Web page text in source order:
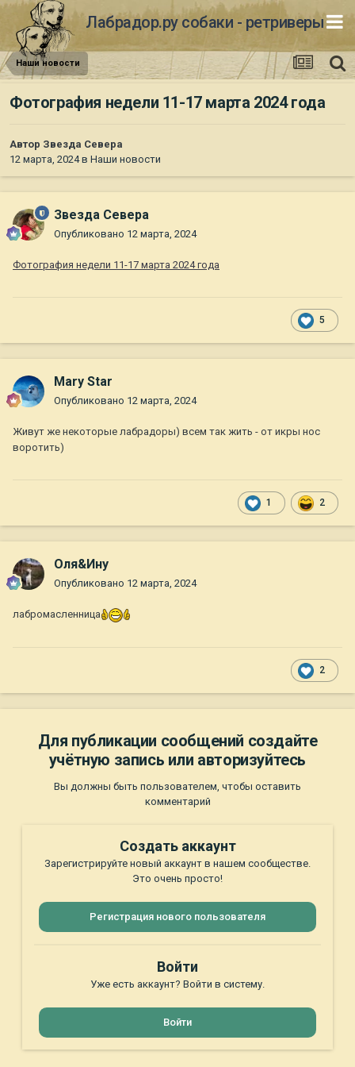
Лабрадор.ру собаки - ретриверы
Наши новости
Фотография недели 11-17 марта 2024 года
Автор Звезда Севера
12 марта, 2024в Наши новости
Звезда Севера
Опубликовано 12 марта, 2024
Фотография недели 11-17 марта 2024 года
5
Mary Star
Опубликовано 12 марта, 2024
Живут же некоторые лабрадоры) всем так жить - от икры нос
воротить)
1 2
Оля&Ину
Опубликовано 12 марта, 2024
лабромасленница
2
Для публикации сообщений создайте
учётную запись или авторизуйтесь
Вы должны быть пользователем, чтобы оставить
комментарий
Создать аккаунт
Зарегистрируйте новый аккаунт в нашем сообществе.
Это очень просто!
Регистрация нового пользователя
Войти
Уже есть аккаунт? Войти в систему.
Войти